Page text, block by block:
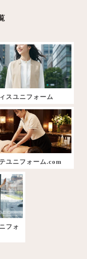
スユニフォーム
ユニフォーム.com
フォ